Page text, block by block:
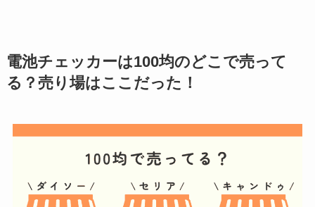
電池チェッカーは100均のどこで売って
る？売り場はここだった！